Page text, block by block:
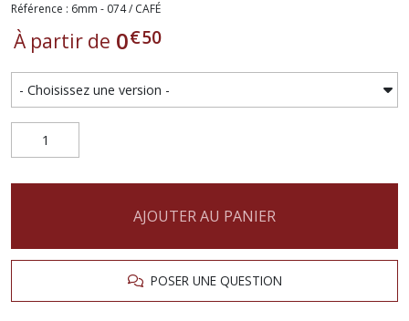
Référence : 6mm - 074 / CAFÉ
À partir de 0€50
AJOUTER AU PANIER
POSER UNE QUESTION